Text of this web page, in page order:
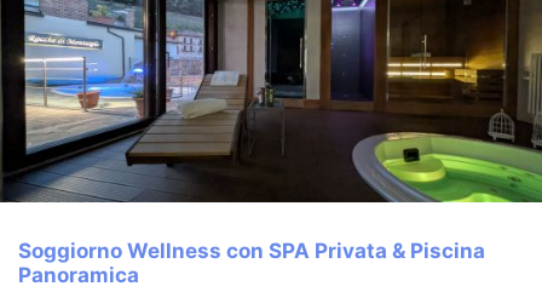
Soggiorno Wellness con SPA Privata & Piscina
Panoramica